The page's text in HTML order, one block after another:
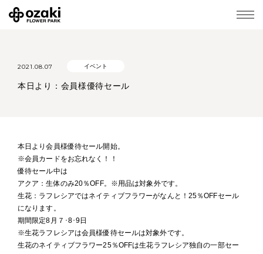
2021.08.07 イベント
本日より：会員様優待セール
本日より会員様優待セール開始。
※会員カードをお忘れなく！！
優待セール中は
アクア：生体のみ20％OFF。※用品は対象外です。
生花：ラフレシアではネイティブフラワーがなんと！25％OFFセール
になります。
期間限定8月７･8･9日
※生花ラフレシアは会員様優待セールは対象外です。
生花のネイティブフラワー25％OFFは生花ラフレシア独自の一部セー